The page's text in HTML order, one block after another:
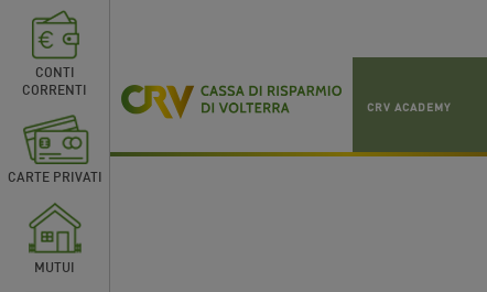
CRV ACADEMY
CONTI
CORRENTI
CARTE PRIVATI
MUTUI